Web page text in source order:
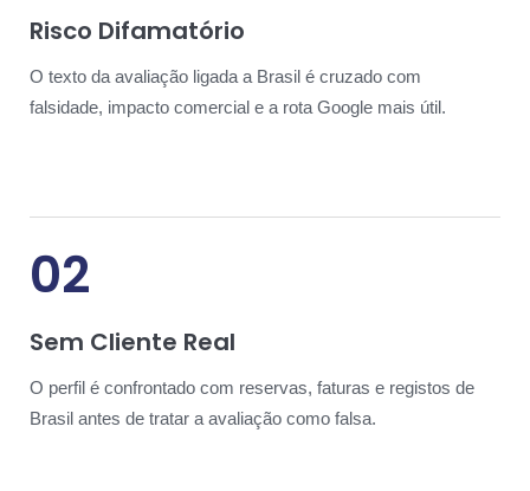
Risco Difamatório
O texto da avaliação ligada a Brasil é cruzado com
falsidade, impacto comercial e a rota Google mais útil.
02
Sem Cliente Real
O perfil é confrontado com reservas, faturas e registos de
Brasil antes de tratar a avaliação como falsa.